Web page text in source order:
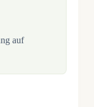
auf